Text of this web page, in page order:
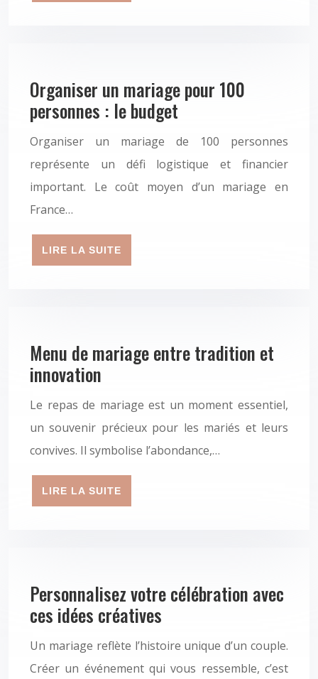
Organiser un mariage pour 100
personnes : le budget
Organiser un mariage de 100 personnes
représente un défi logistique et financier
important. Le coût moyen d’un mariage en
France…
LIRE LA SUITE
Menu de mariage entre tradition et
innovation
Le repas de mariage est un moment essentiel,
un souvenir précieux pour les mariés et leurs
convives. Il symbolise l’abondance,…
LIRE LA SUITE
Personnalisez votre célébration avec
ces idées créatives
Un mariage reflète l’histoire unique d’un couple.
Créer un événement qui vous ressemble, c’est